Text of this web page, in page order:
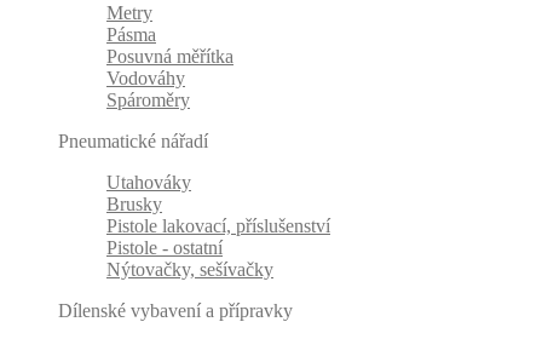
Metry
Pásma
Posuvná měřítka
Vodováhy
Spároměry
Pneumatické nářadí
Utahováky
Brusky
Pistole lakovací, příslušenství
Pistole - ostatní
Nýtovačky, sešívačky
Dílenské vybavení a přípravky